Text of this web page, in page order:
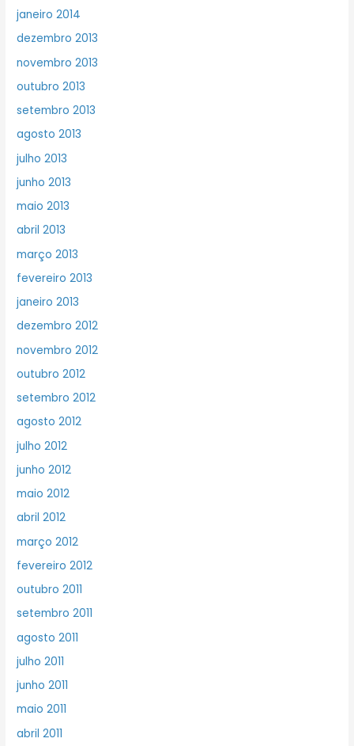
janeiro 2014
dezembro 2013
novembro 2013
outubro 2013
setembro 2013
agosto 2013
julho 2013
junho 2013
maio 2013
abril 2013
março 2013
fevereiro 2013
janeiro 2013
dezembro 2012
novembro 2012
outubro 2012
setembro 2012
agosto 2012
julho 2012
junho 2012
maio 2012
abril 2012
março 2012
fevereiro 2012
outubro 2011
setembro 2011
agosto 2011
julho 2011
junho 2011
maio 2011
abril 2011